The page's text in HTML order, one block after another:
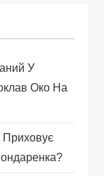
У
Око На